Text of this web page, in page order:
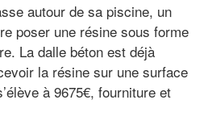
autour de sa piscine, un
poser une résine sous forme
La dalle béton est déjà
la résine sur une surface
à 9675€, fourniture et